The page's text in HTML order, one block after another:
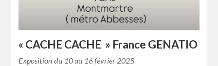
« CACHE CACHE » France GENATIO
Exposition du 10 au 16 février 2025